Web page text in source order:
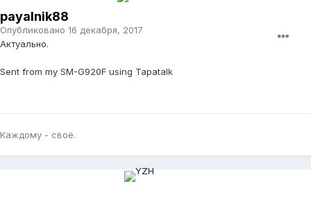
payalnik88
Опубликовано 16 декабря, 2017
Актуально.
Sent from my SM-G920F using Tapatalk
Каждому - своё.